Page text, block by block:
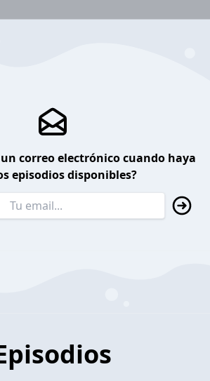
correo electrónico cuando haya
episodios disponibles?